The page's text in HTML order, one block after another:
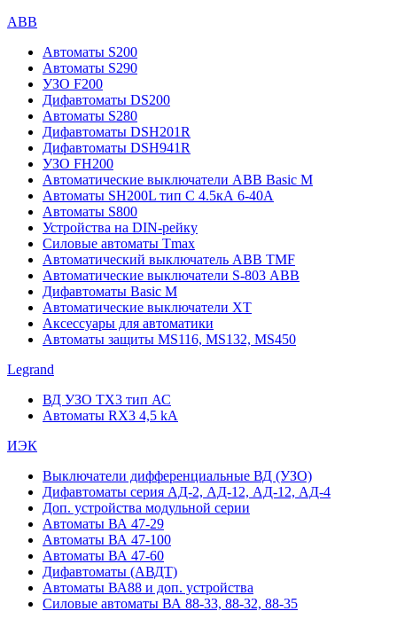
ABB
Автоматы S200
Автоматы S290
УЗО F200
Дифавтоматы DS200
Автоматы S280
Дифавтоматы DSH201R
Дифавтоматы DSH941R
УЗО FH200
Автоматические выключатели ABB Basic M
Автоматы SH200L тип С 4.5кА 6-40А
Автоматы S800
Устройства на DIN-рейку
Силовые автоматы Tmax
Автоматический выключатель ABB TMF
Автоматические выключатели S-803 АВВ
Дифавтоматы Basic M
Автоматические выключатели XT
Аксессуары для автоматики
Автоматы защиты MS116, MS132, MS450
Legrand
ВД УЗО TX3 тип АС
Автоматы RX3 4,5 kA
ИЭК
Выключатели дифференциальные ВД (УЗО)
Дифавтоматы серия АД-2, АД-12, АД-12, АД-4
Доп. устройства модульной серии
Автоматы ВА 47-29
Автоматы ВА 47-100
Автоматы ВА 47-60
Дифавтоматы (АВДТ)
Автоматы ВА88 и доп. устройства
Силовые автоматы ВА 88-33, 88-32, 88-35